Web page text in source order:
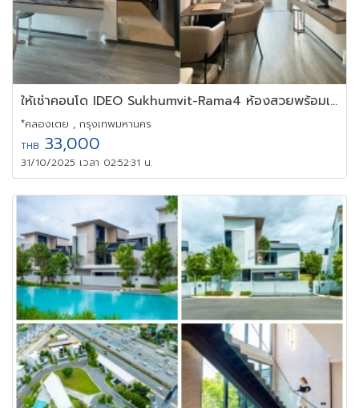
ให้เช่าคอนโด IDEO Sukhumvit-Rama4 ห้องสวยพร้อมเฟอร์ฯ ทำเลดี
*คลองเตย , กรุงเทพมหานคร
THB 33,000
31/10/2025 เวลา 02:52:31 น.